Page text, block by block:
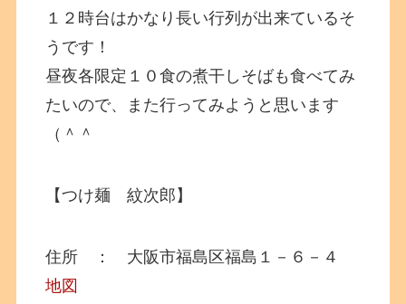
１２時台はかなり長い行列が出来ているそ
うです！
昼夜各限定１０食の煮干しそばも食べてみ
たいので、また行ってみようと思います
（＾＾
【つけ麺 紋次郎】
住所 ： 大阪市福島区福島１－６－４
地図